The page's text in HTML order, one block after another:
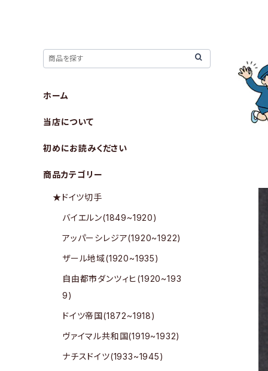
ホーム
当店について
初めにお読みください
商品カテゴリー
★ドイツ切手
バイエルン(1849~1920)
アッパーシレジア(1920~1922)
ザール地域(1920~1935)
自由都市ダンツィヒ(1920~193
9)
ドイツ帝国(1872~1918)
ヴァイマル共和国(1919~1932)
ナチスドイツ(1933~1945)